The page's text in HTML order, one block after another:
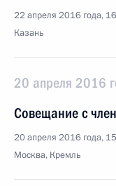
22 апреля 2016 года,
Казань
20 апреля 2016
Совещание с
20 апреля 2016 года,
Москва, Кремль